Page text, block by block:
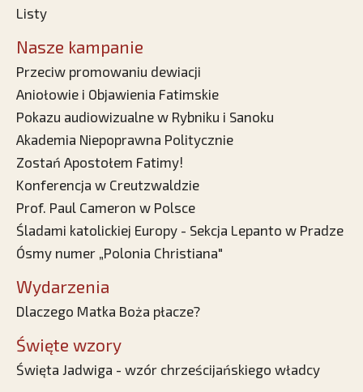
Listy
Nasze kampanie
Przeciw promowaniu dewiacji
Aniołowie i Objawienia Fatimskie
Pokazu audiowizualne w Rybniku i Sanoku
Akademia Niepoprawna Politycznie
Zostań Apostołem Fatimy!
Konferencja w Creutzwaldzie
Prof. Paul Cameron w Polsce
Śladami katolickiej Europy - Sekcja Lepanto w Pradze
Ósmy numer „Polonia Christiana"
Wydarzenia
Dlaczego Matka Boża płacze?
Święte wzory
Święta Jadwiga - wzór chrześcijańskiego władcy